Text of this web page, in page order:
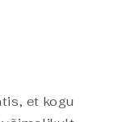
et kogu